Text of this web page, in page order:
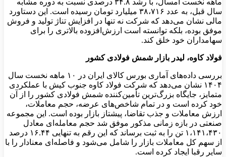
ماهه نخست امسال، با رشد ۳۴.۸ درصدی نسبت به دوره مشابه
سال قبل، به عدد ۳۸،۷۱۶ میلیارد تومان رسیده است. این دستاورد
مالی نشان می‌دهد که شرکت نه تنها در افزایش تناژ تولید و فروش
موفق بوده، بلکه توانسته است ارزش‌افزوده بالاتری را برای
سهامداران خود خلق کند.
فولاد کاوه، لیدر بازار شمش فولادی کشور
بررسی داده‌های آماری بورس کالای ایران در ۱۰ ماهه نخست سال
۱۴۰۴ نشان می‌دهد که شرکت فولاد کاوه جنوب کیش با عملکردی
متمایز، جایگاه بزرگ‌ترین تأمین‌کننده شمش فولادی کشور را از آن
خود کرده است و در تمام شاخص‌های عرضه، حجم معاملات،
ارزش معاملات و جذب تقاضا، پیشتاز بازار بوده است. این مجموعه
صنعتی در بازه زمانی مذکور موفق شد حجم معامله‌ای معادل
۱،۱۴۱،۴۳۰ تن را به ثبت برساند که این رقم به تنهایی ۱۶.۴۴ درصد
از سهم کل معاملات بازار را شامل می‌شود و فاصله‌ای معنادار را با
سایر رقبا ایجاد کرده است.